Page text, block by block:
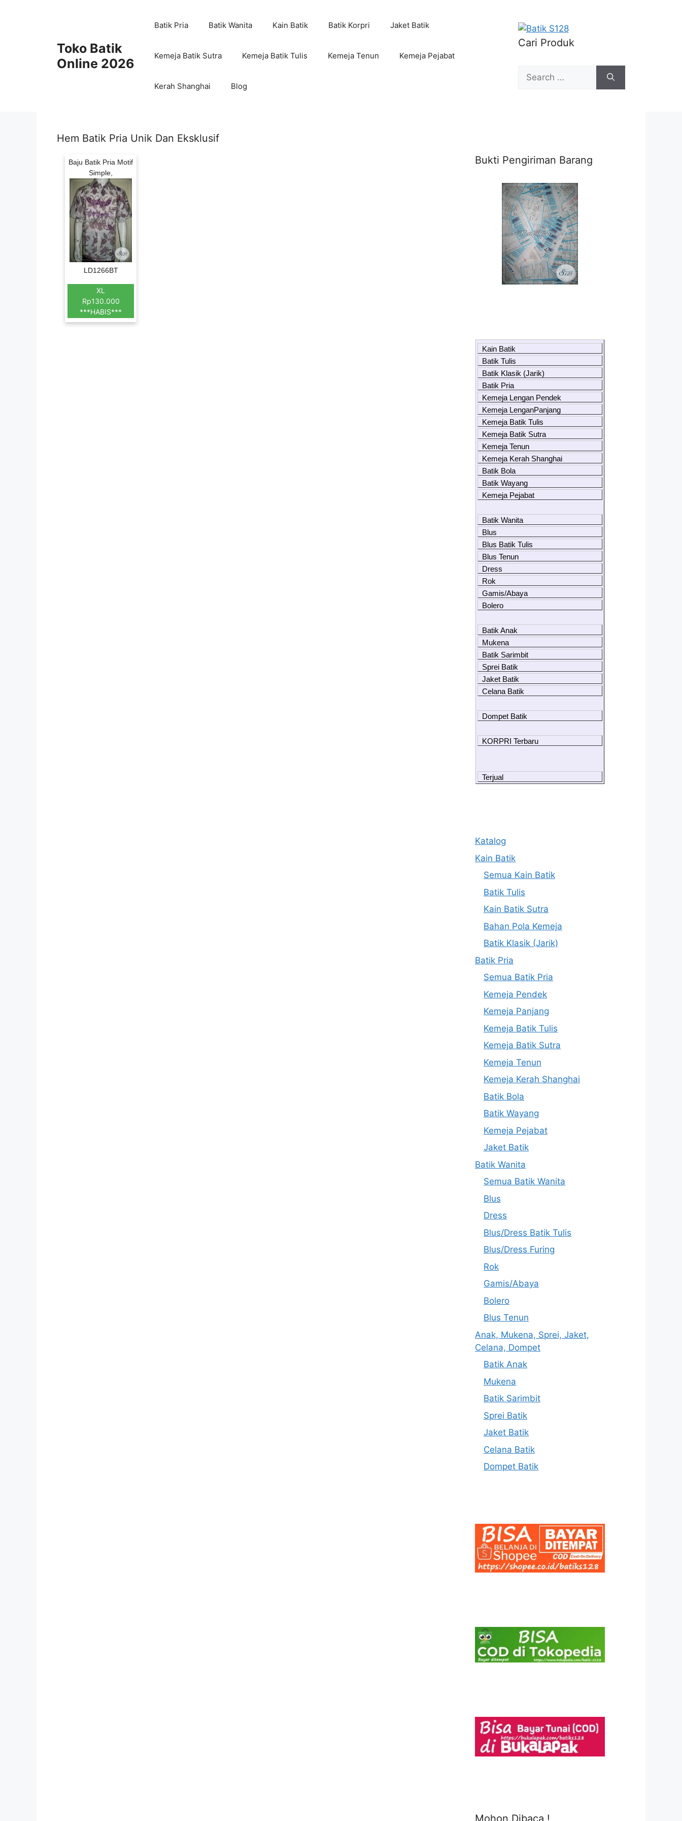
Toko Batik
Online 2026
Batik Pria Batik Wanita Kain Batik Batik Korpri Jaket Batik
Kemeja Batik Sutra Kemeja Batik Tulis Kemeja Tenun Kemeja Pejabat
Kerah Shanghai Blog
Cari Produk
Search
for:
Hem Batik Pria Unik Dan Eksklusif
Baju Batik Pria Motif
Simple,
LD1266BT
XL
Rp130.000
***HABIS***
Bukti Pengiriman Barang
Kain Batik
Batik Tulis
Batik Klasik (Jarik)
Batik Pria
Kemeja Lengan Pendek
Kemeja LenganPanjang
Kemeja Batik Tulis
Kemeja Batik Sutra
Kemeja Tenun
Kemeja Kerah Shanghai
Batik Bola
Batik Wayang
Kemeja Pejabat
Batik Wanita
Blus
Blus Batik Tulis
Blus Tenun
Dress
Rok
Gamis/Abaya
Bolero
Batik Anak
Mukena
Batik Sarimbit
Sprei Batik
Jaket Batik
Celana Batik
Dompet Batik
KORPRI Terbaru
Terjual
Katalog
Kain Batik
Semua Kain Batik
Batik Tulis
Kain Batik Sutra
Bahan Pola Kemeja
Batik Klasik (Jarik)
Batik Pria
Semua Batik Pria
Kemeja Pendek
Kemeja Panjang
Kemeja Batik Tulis
Kemeja Batik Sutra
Kemeja Tenun
Kemeja Kerah Shanghai
Batik Bola
Batik Wayang
Kemeja Pejabat
Jaket Batik
Batik Wanita
Semua Batik Wanita
Blus
Dress
Blus/Dress Batik Tulis
Blus/Dress Furing
Rok
Gamis/Abaya
Bolero
Blus Tenun
Anak, Mukena, Sprei, Jaket,
Celana, Dompet
Batik Anak
Mukena
Batik Sarimbit
Sprei Batik
Jaket Batik
Celana Batik
Dompet Batik
Mohon Dibaca !